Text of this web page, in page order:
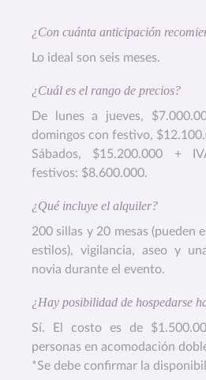
¿Con cuánta anticipación
Lo ideal son seis meses.
¿Cuál es el rango de precios?
De lunes a jueves,
domingos con festivo,
Sábados, $15.200.000 +
festivos: $8.600.000.
¿Qué incluye el alquiler?
200 sillas y 20 mesas (pueden
estilos), vigilancia, aseo y
novia durante el evento.
¿Hay posibilidad de hospedarse
Sí. El costo es de
personas en acomodación
*Se debe confirmar la